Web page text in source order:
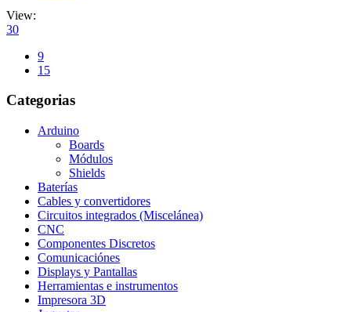
View:
30
9
15
Categorias
Arduino
Boards
Módulos
Shields
Baterías
Cables y convertidores
Circuitos integrados (Miscelánea)
CNC
Componentes Discretos
Comunicaciónes
Displays y Pantallas
Herramientas e instrumentos
Impresora 3D